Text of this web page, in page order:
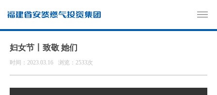
妇女节丨致敬 她们
时间：2023.03.16 浏览：2533次